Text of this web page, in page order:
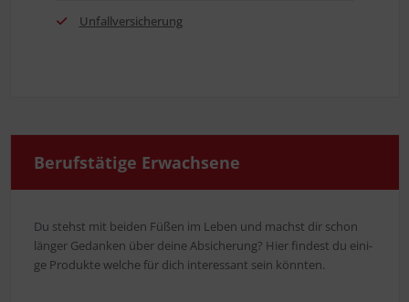
Unfall­ver­si­che­rung
Berufs­tä­ti­ge Erwachsene
Du stehst mit bei­den Füßen im Leben und machst dir schon
län­ger Gedan­ken über dei­ne Absi­che­rung? Hier fin­dest du eini­
ge Pro­duk­te wel­che für dich inter­es­sant sein könnten.